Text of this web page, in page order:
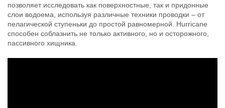
Тейл-спиннер UF Studio Hurricane
7,5г GRIA FROG
10г GRIA LIME
позволяет исследовать как поверхностные, так и придонные
слои водоема, используя различные техники проводки – от
пелагической ступеньки до простой равномерной. Hurricane
способен соблазнить не только активного, но и осторожного,
пассивного хищника.